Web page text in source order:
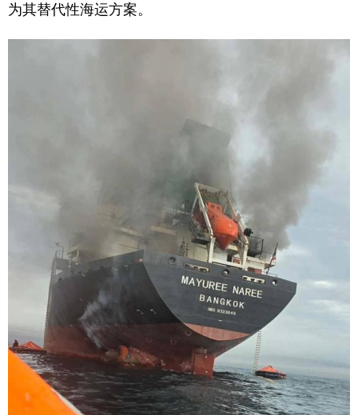
为其替代性海运方案。